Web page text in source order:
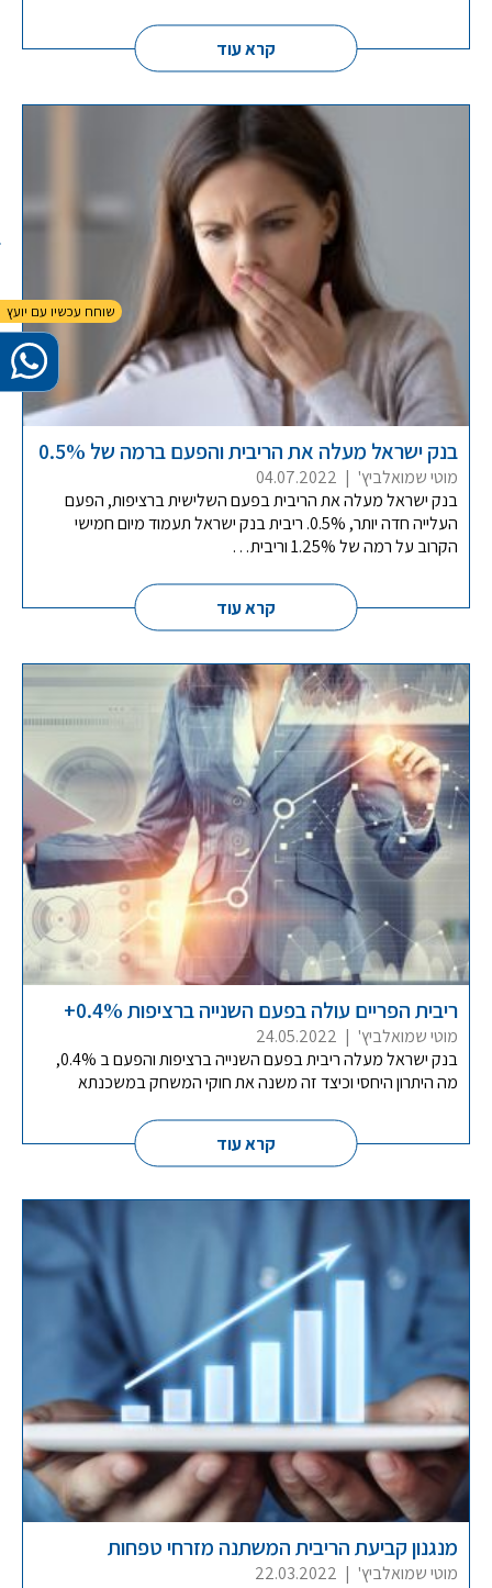
קרא עוד
בנק ישראל מעלה את הריבית והפעם ברמה של 0.5%
מוטי שמואלביץ' |
04.07.2022
בנק ישראל מעלה את הריבית בפעם השלישית ברציפות, הפעם
העלייה חדה יותר, 0.5%. ריבית בנק ישראל תעמוד מיום חמישי
הקרוב על רמה של 1.25% וריבית…
קרא עוד
ריבית הפריים עולה בפעם השנייה ברציפות 0.4%+
מוטי שמואלביץ' |
24.05.2022
בנק ישראל מעלה ריבית בפעם השנייה ברציפות והפעם ב 0.4%,
מה היתרון היחסי וכיצד זה משנה את חוקי המשחק במשכנתא
קרא עוד
מנגנון קביעת הריבית המשתנה מזרחי טפחות
מוטי שמואלביץ' |
22.03.2022